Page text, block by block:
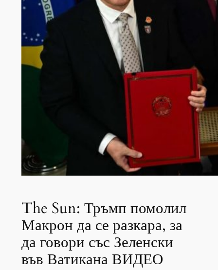
The Sun: Тръмп помолил
Макрон да се разкара, за
да говори със Зеленски
във Ватикана ВИДЕО